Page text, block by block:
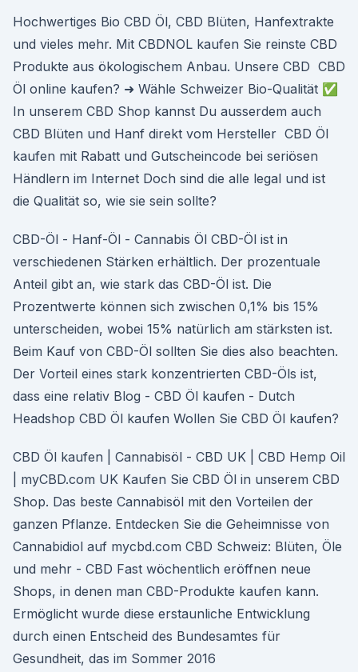
Hochwertiges Bio CBD Öl, CBD Blüten, Hanfextrakte
und vieles mehr. Mit CBDNOL kaufen Sie reinste CBD
Produkte aus ökologischem Anbau. Unsere CBD CBD
Öl online kaufen? ➜ Wähle Schweizer Bio-Qualität ✅
In unserem CBD Shop kannst Du ausserdem auch
CBD Blüten und Hanf direkt vom Hersteller CBD Öl
kaufen mit Rabatt und Gutscheincode bei seriösen
Händlern im Internet Doch sind die alle legal und ist
die Qualität so, wie sie sein sollte?
CBD-Öl - Hanf-Öl - Cannabis Öl CBD-Öl ist in
verschiedenen Stärken erhältlich. Der prozentuale
Anteil gibt an, wie stark das CBD-Öl ist. Die
Prozentwerte können sich zwischen 0,1% bis 15%
unterscheiden, wobei 15% natürlich am stärksten ist.
Beim Kauf von CBD-Öl sollten Sie dies also beachten.
Der Vorteil eines stark konzentrierten CBD-Öls ist,
dass eine relativ Blog - CBD Öl kaufen - Dutch
Headshop CBD Öl kaufen Wollen Sie CBD Öl kaufen?
CBD Öl kaufen | Cannabisöl - CBD UK | CBD Hemp Oil
| myCBD.com UK Kaufen Sie CBD Öl in unserem CBD
Shop. Das beste Cannabisöl mit den Vorteilen der
ganzen Pflanze. Entdecken Sie die Geheimnisse von
Cannabidiol auf mycbd.com CBD Schweiz: Blüten, Öle
und mehr - CBD Fast wöchentlich eröffnen neue
Shops, in denen man CBD-Produkte kaufen kann.
Ermöglicht wurde diese erstaunliche Entwicklung
durch einen Entscheid des Bundesamtes für
Gesundheit, das im Sommer 2016